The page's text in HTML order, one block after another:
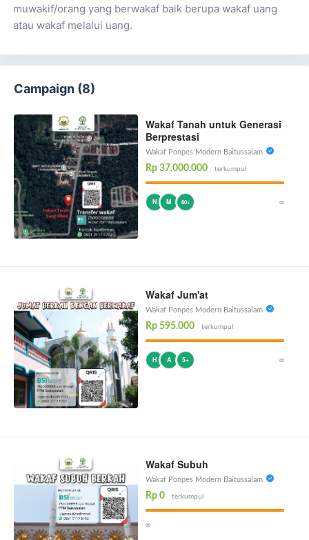
muwakif/orang yang berwakaf baik berupa wakaf uang
atau wakaf melalui uang.
Campaign (8)
Wakaf Tanah untuk Generasi
Berprestasi
Wakaf Ponpes Modern Baitussalam
Rp 37.000.000 terkumpul
N M 60+ ∞
Wakaf Jum'at
Wakaf Ponpes Modern Baitussalam
Rp 595.000 terkumpul
H A 5+ ∞
Wakaf Subuh
Wakaf Ponpes Modern Baitussalam
Rp 0 terkumpul
∞